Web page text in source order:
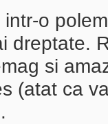
o
dreptate.
si
(atat ca